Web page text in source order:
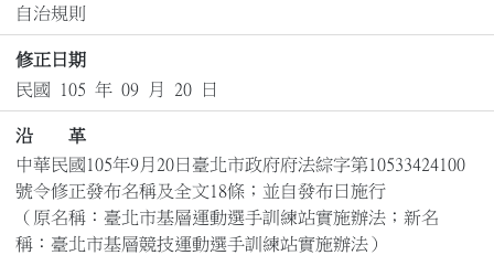
自治規則
修正日期
民國 105 年 09 月 20 日
沿 革
中華民國105年9月20日臺北市政府府法綜字第10533424100
號令修正發布名稱及全文18條；並自發布日施行
（原名稱：臺北市基層運動選手訓練站實施辦法；新名
稱：臺北市基層競技運動選手訓練站實施辦法）